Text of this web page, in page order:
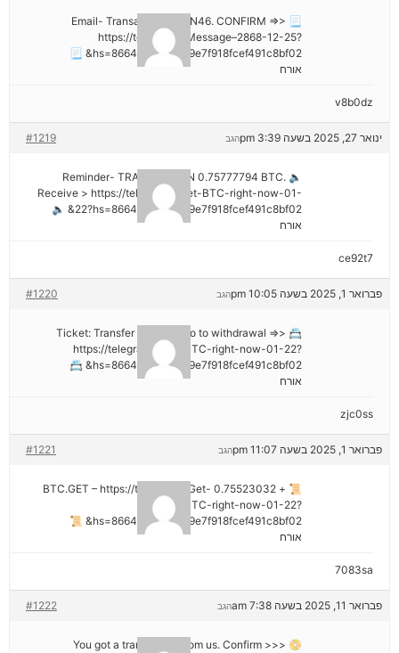
📃 Email- Transaction NoGN46. CONFIRM =>>
https://telegra.ph/Message–2868-12-25?
hs=8664c520642b9e7f918fcef491c8bf02& 📃
אורח
v8b0dz
ינואר 27, 2025 בשעה 3:39 pm #1219 הגב
🔈 Reminder- TRANSACTION 0.75777794 BTC.
Receive > https://telegra.ph/Get-BTC-right-now-01-
22?hs=8664c520642b9e7f918fcef491c8bf02& 🔈
אורח
ce92t7
פברואר 1, 2025 בשעה 10:05 pm #1220 הגב
📇 Ticket: Transfer №NB26. Go to withdrawal =>>
https://telegra.ph/Get-BTC-right-now-01-22?
hs=8664c520642b9e7f918fcef491c8bf02& 📇
אורח
zjc0ss
פברואר 1, 2025 בשעה 11:07 pm #1221 הגב
📜 + 0.75523032 BTC.GET – https://telegra.ph/Get-
BTC-right-now-01-22?
hs=8664c520642b9e7f918fcef491c8bf02& 📜
אורח
7083sa
פברואר 11, 2025 בשעה 7:38 am #1222 הגב
📀 You got a transaction from us. Confirm >>>